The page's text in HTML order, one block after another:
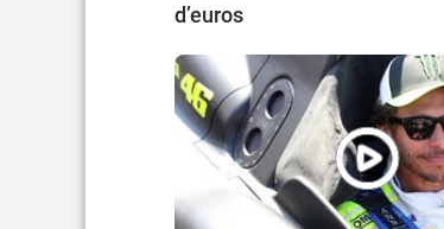
d’euros